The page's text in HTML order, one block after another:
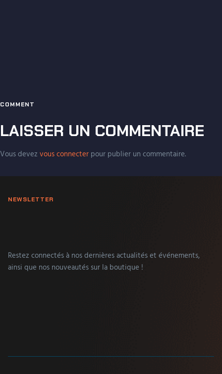
COMMENT
LAISSER UN COMMENTAIRE
Vous devez vous connecter pour publier un commentaire.
NEWSLETTER
Restez connectés à nos dernières actualités et événements,
ainsi que nos nouveautés sur la boutique !